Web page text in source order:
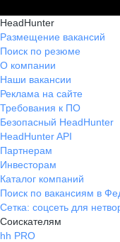
HeadHunter
Размещение вакансий
Поиск по резюме
О компании
Наши вакансии
Реклама на сайте
Требования к ПО
Безопасный HeadHunter
HeadHunter API
Партнерам
Инвесторам
Каталог компаний
Поиск по вакансиям в
Сетка: соцсеть для
Соискателям
hh PRO